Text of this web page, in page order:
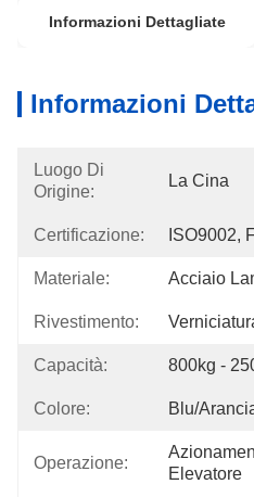
Informazioni Dettagliate
Informazioni
Luogo Di
Origine:
La Cina
Certificazione: ISO9002,
Materiale: Acciaio
Rivestimento:
Capacità: 800kg -
Colore: Blu/
Operazione:
Elevatore